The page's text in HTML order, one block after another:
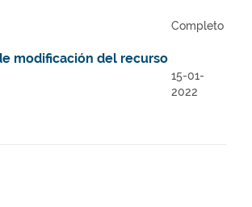
Completo
modificación del recurso
15-01-
2022